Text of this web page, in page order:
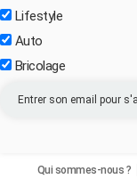
Lifestyle
Auto
Bricolage
Qui sommes-nous ?